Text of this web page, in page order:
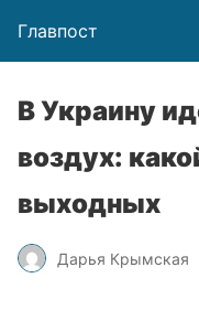
Главпост
В Украину
воздух:
выходных
Дарья Крымская